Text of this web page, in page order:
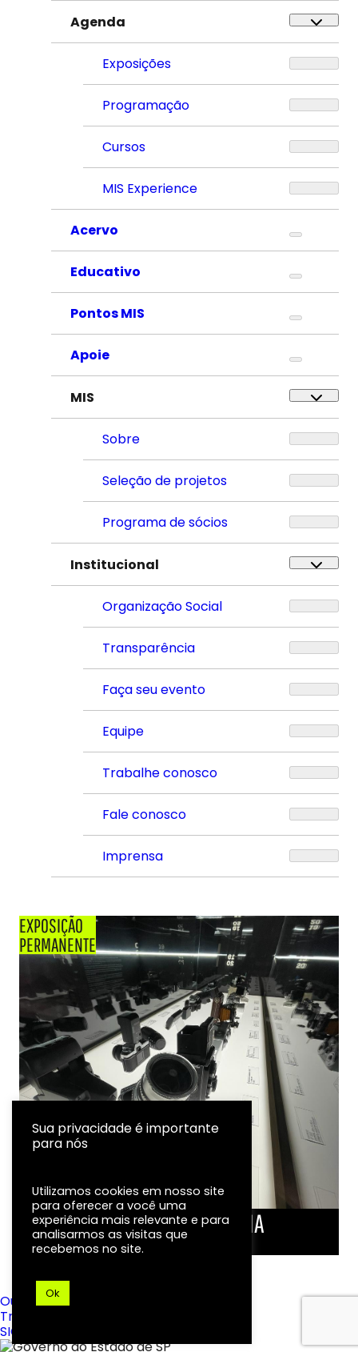
Agenda
Exposições
Programação
Cursos
MIS Experience
Acervo
Educativo
Pontos MIS
Apoie
MIS
Sobre
Seleção de projetos
Programa de sócios
Institucional
Organização Social
Transparência
Faça seu evento
Equipe
Trabalhe conosco
Fale conosco
Imprensa
EXPOSIÇÃO
PERMANENTE
LINHA DO TEMPO DA FOTOGRAFIA
EXPOSIÇÃO
Ouvidoria
Transparência
SIC
Sua privacidade é importante
para nós
Utilizamos cookies em nosso site
para oferecer a você uma
experiência mais relevante e para
analisarmos as visitas que
recebemos no site.
Ok